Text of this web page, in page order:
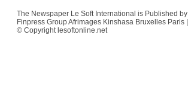
The Newspaper Le Soft International is Published by
Finpress Group Afrimages Kinshasa Bruxelles Paris |
© Copyright lesoftonline.net